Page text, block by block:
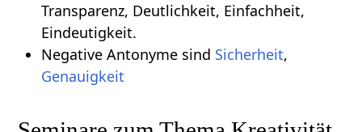
Transparenz, Deutlichkeit, Einfachheit,
Eindeutigkeit.
Negative Antonyme sind Sicherheit,
Genauigkeit